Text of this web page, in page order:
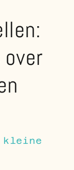
kleine